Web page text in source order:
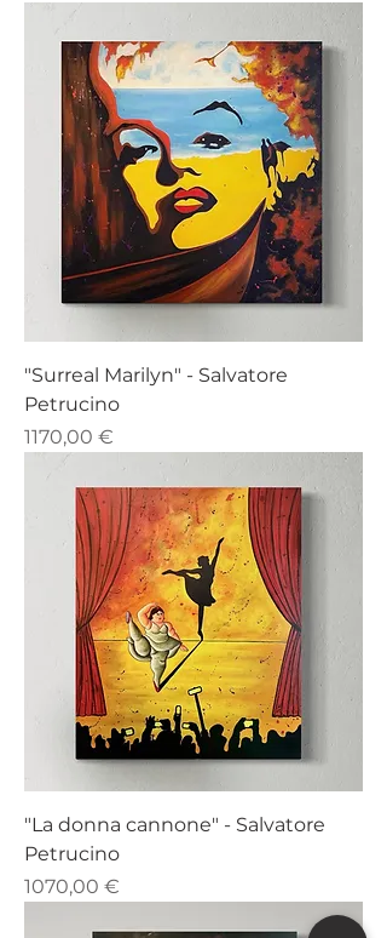
"Surreal Marilyn" - Salvatore
Petrucino
Prezzo
1170,00 €
"La donna cannone" - Salvatore
Petrucino
Prezzo
1070,00 €